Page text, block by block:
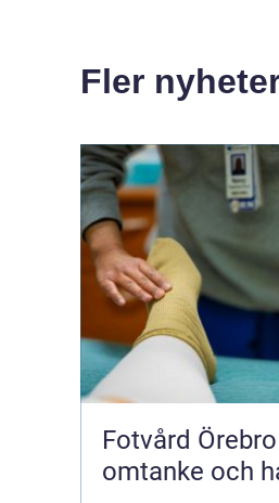
Fler
Fotvård Örebro kunskap,
omtanke och